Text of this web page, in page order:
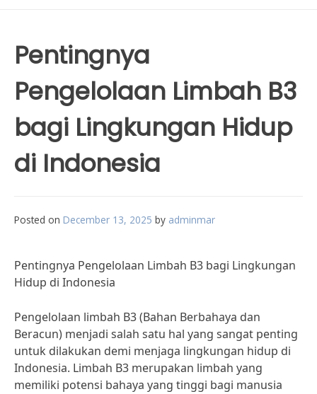
Pentingnya
Pengelolaan Limbah B3
bagi Lingkungan Hidup
di Indonesia
Posted on December 13, 2025 by adminmar
Pentingnya Pengelolaan Limbah B3 bagi Lingkungan
Hidup di Indonesia
Pengelolaan limbah B3 (Bahan Berbahaya dan
Beracun) menjadi salah satu hal yang sangat penting
untuk dilakukan demi menjaga lingkungan hidup di
Indonesia. Limbah B3 merupakan limbah yang
memiliki potensi bahaya yang tinggi bagi manusia